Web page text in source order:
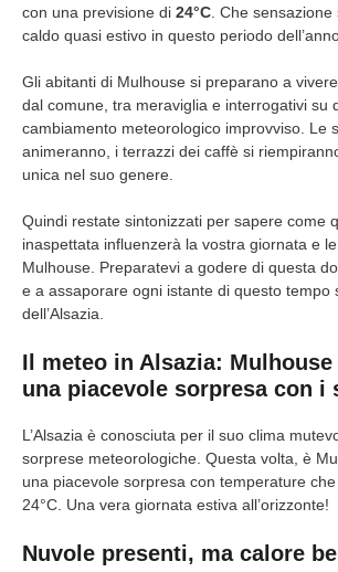
con una previsione di 24°C. Che
caldo quasi estivo in questo periodo
Gli abitanti di Mulhouse si preparano a
dal comune, tra meraviglia e interrogativi su
cambiamento meteorologico improvviso. Le
animeranno, i terrazzi dei caffè si
unica nel suo genere.
Quindi restate sintonizzati per sapere come
inaspettata influenzerà la vostra giornata e
Mulhouse. Preparatevi a godere di questa
e a assaporare ogni istante di questo tempo
dell’Alsazia.
Il meteo in Alsazia:
una piacevole sorpresa con i
L’Alsazia è conosciuta per il suo clima
sorprese meteorologiche. Questa volta, è
una piacevole sorpresa con temperature
24°C. Una vera giornata estiva all’orizzonte!
Nuvole presenti, ma calore